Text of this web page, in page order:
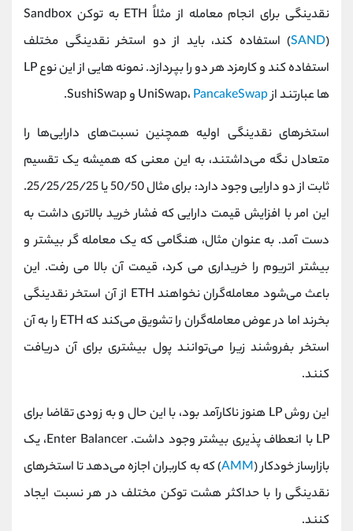
نقدینگی برای انجام معامله از مثلاً ETH به توکن Sandbox
(SAND ) استفاده کند، باید از دو استخر نقدینگی مختلف
استفاده کند و کارمزد هر دو را بپردازد. نمونه هایی از این نوع LP
ها عبارتند از UniSwap،PancakeSwap
و SushiSwap.
استخرهای نقدینگی اولیه همچنین نسبت‌های دارایی‌ها را
متعادل نگه می‌داشتند، به این معنی که همیشه یک تقسیم
ثابت از دو دارایی وجود دارد: برای مثال 50/50 یا 25/25/25/25.
این امر با افزایش قیمت دارایی که فشار خرید بالاتری داشت به
دست آمد. به عنوان مثال، هنگامی که یک معامله گر بیشتر و
بیشتر اتریوم را خریداری می کرد، قیمت آن بالا می رفت. این
باعث می‌شود معامله‌گران نخواهند ETH از آن استخر نقدینگی
بخرند اما در عوض معامله‌گران را تشویق می‌کند که ETH را به آن
استخر بفروشند زیرا می‌توانند پول بیشتری برای آن دریافت
کنند.
این روش LP هنوز ناکارآمد بود، با این حال و به زودی تقاضا برای
LP با انعطاف پذیری بیشتر وجود داشت. Enter Balancer، یک
بازارساز خودکار (AMM) که به کاربران اجازه می‌دهد تا استخرهای
نقدینگی را با حداکثر هشت توکن مختلف در هر نسبت ایجاد
کنند.